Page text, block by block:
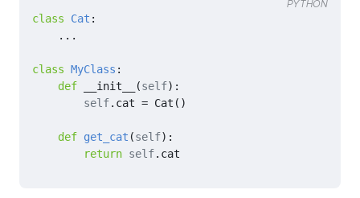
class Cat :
...
class MyClass :
def
__init__ (self):
self. cat = Cat ()
def get_cat (self):
return self. cat
PYTHON